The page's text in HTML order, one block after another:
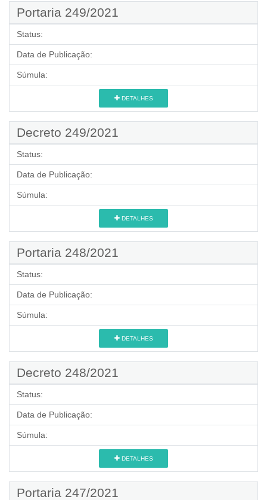
Portaria 249/2021
Status:
Data de Publicação:
Súmula:
DETALHES
Decreto 249/2021
Status:
Data de Publicação:
Súmula:
DETALHES
Portaria 248/2021
Status:
Data de Publicação:
Súmula:
DETALHES
Decreto 248/2021
Status:
Data de Publicação:
Súmula:
DETALHES
Portaria 247/2021